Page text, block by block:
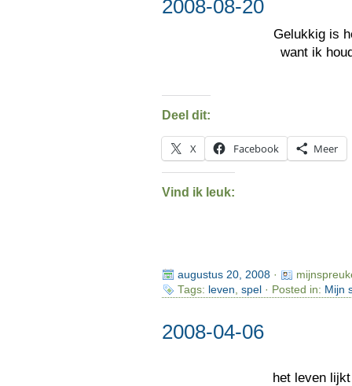
2008-08-20
Gelukkig is
want ik
Deel dit:
X Facebook Meer
Vind ik leuk:
augustus 20, 2008·
Tags: leven spel· Posted in: Mijn
2008-04-06
het leven